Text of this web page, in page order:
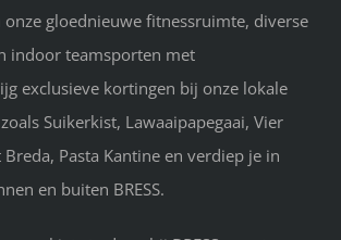
onze gloednieuwe fitnessruimte, diverse
indoor teamsporten met
exclusieve kortingen bij onze lokale
Suikerkist, Lawaaipapegaai, Vier
Pasta Kantine en verdiep je in
en buiten BRESS.